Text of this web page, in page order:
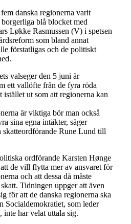
danska regionerna varit
blå blocket med
Løkke Rasmussen (V) i spetsen
som bland annat
förstatligas och de politiskt
valseger den 5 juni är
ett vallöfte från de fyra röda
istället ut som att regionerna kan
är viktiga bör man också
sina egna intäkter, säger
skatteordförande Rune Lund till
ordförande Karsten Hønge
de vill flytta mer av ansvaret för
och att dessa då måste
Tidningen uppger att även
för att de danska regionerna ska
Socialdemokratiet, som leder
inte har velat uttala sig.